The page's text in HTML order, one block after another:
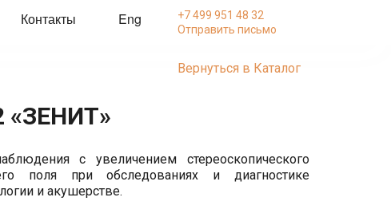
Контакты Eng
+7 499 951 48 32
Отправить письмо
Вернуться в Каталог
с увеличением стереоскопического
поля при обследованиях и диагностике
и акушерстве.